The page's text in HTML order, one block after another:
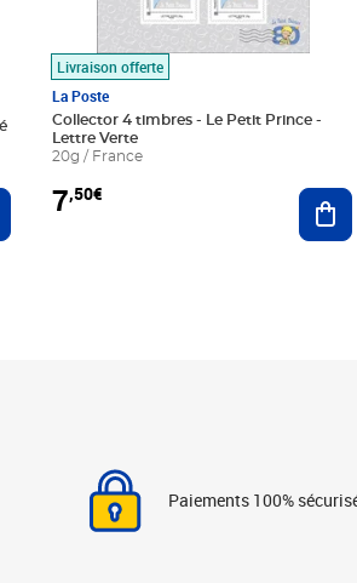
au panier
Livraison offerte
La Poste
Collector 4 timbres - Le Petit Prince -
Lettre Verte
20g / France
7,50€
Paiements 100%